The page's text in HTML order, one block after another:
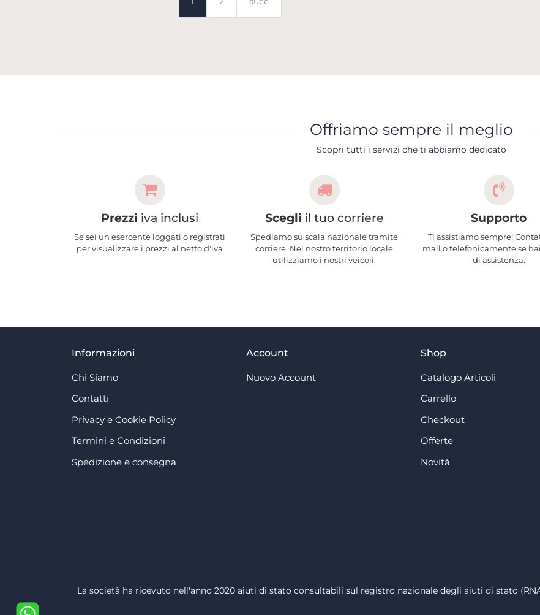
Offriamo sempre il meglio
Scopri tutti i servizi che ti abbiamo dedicato
Prezzi iva inclusi
Se sei un esercente loggati o registrati
per visualizzare i prezzi al netto d'iva
Scegli il tuo corriere
Spediamo su scala nazionale tramite
corriere. Nel nostro territorio locale
utilizziamo i nostri veicoli.
Supporto
Ti assistiamo sempre!
mail o telefonicamente se
di assistenza.
Informazioni
Chi Siamo
Contatti
Privacy e Cookie Policy
Termini e Condizioni
Spedizione e consegna
Account
Nuovo Account
Shop
Catalogo Articoli
Carrello
Checkout
Offerte
Novità
La società ha ricevuto nell'anno 2020 aiuti di stato consultabili sul registro nazionale degli aiuti di stato